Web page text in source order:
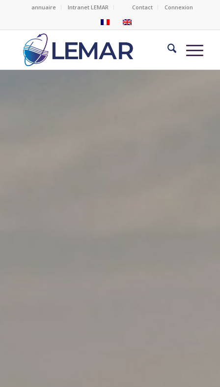
annuaire Intranet LEMAR Contact Connexion